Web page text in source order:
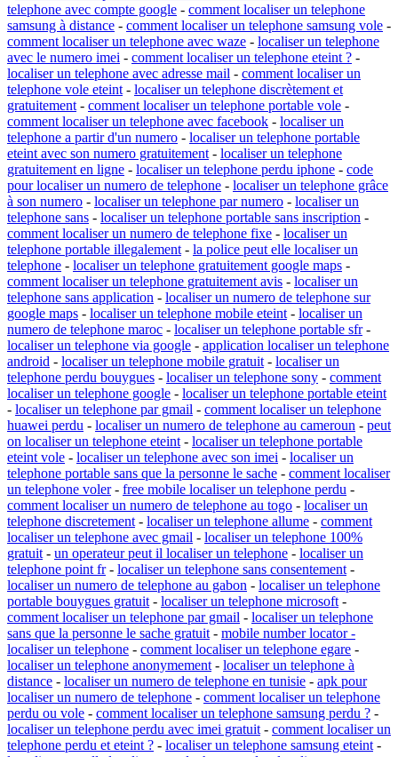
telephone avec compte google - comment localiser un telephone
samsung à distance - comment localiser un telephone samsung vole -
comment localiser un telephone avec waze - localiser un telephone
avec le numero imei - comment localiser un telephone eteint ? -
localiser un telephone avec adresse mail - comment localiser un
telephone vole eteint - localiser un telephone discrètement et
gratuitement - comment localiser un telephone portable vole -
comment localiser un telephone avec facebook - localiser un
telephone a partir d'un numero - localiser un telephone portable
eteint avec son numero gratuitement - localiser un telephone
gratuitement en ligne - localiser un telephone perdu iphone - code
pour localiser un numero de telephone - localiser un telephone grâce
à son numero - localiser un telephone par numero - localiser un
telephone sans - localiser un telephone portable sans inscription -
comment localiser un numero de telephone fixe - localiser un
telephone portable illegalement - la police peut elle localiser un
telephone - localiser un telephone gratuitement google maps -
comment localiser un telephone gratuitement avis - localiser un
telephone sans application - localiser un numero de telephone sur
google maps - localiser un telephone mobile eteint - localiser un
numero de telephone maroc - localiser un telephone portable sfr-
localiser un telephone via google - application localiser un telephone
android - localiser un telephone mobile gratuit - localiser un
telephone perdu bouygues - localiser un telephone sony - comment
localiser un telephone google - localiser un telephone portable eteint
- localiser un telephone par gmail - comment localiser un telephone
huawei perdu - localiser un numero de telephone au cameroun - peut
on localiser un telephone eteint - localiser un telephone portable
eteint vole - localiser un telephone avec son imei - localiser un
telephone portable sans que la personne le sache - comment localiser
un telephone voler- free mobile localiser un telephone perdu -
comment localiser un numero de telephone au togo - localiser un
telephone discretement - localiser un telephone allume - comment
localiser un telephone avec gmail - localiser un telephone 100%
gratuit - un operateur peut il localiser un telephone - localiser un
telephone point fr- localiser un telephone sans consentement -
localiser un numero de telephone au gabon - localiser un telephone
portable bouygues gratuit - localiser un telephone microsoft -
comment localiser un telephone par gmail - localiser un telephone
sans que la personne le sache gratuit - mobile number locator -
localiser un telephone - comment localiser un telephone egare -
localiser un telephone anonymement - localiser un telephone à
distance - localiser un numero de telephone en tunisie - apk pour
localiser un numero de telephone - comment localiser un telephone
perdu ou vole - comment localiser un telephone samsung perdu ? -
localiser un telephone perdu avec imei gratuit - comment localiser un
telephone perdu et eteint ? - localiser un telephone samsung eteint -